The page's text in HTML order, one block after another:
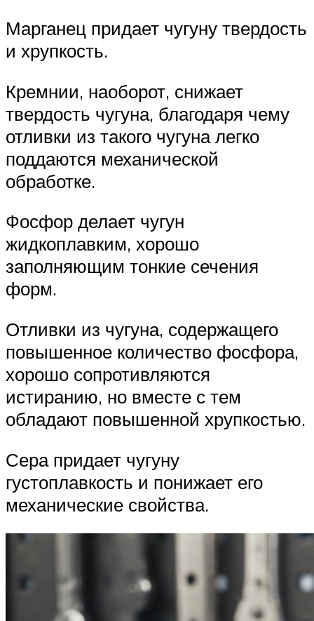
Марганец придает чугуну твердость
и хрупкость.
Кремнии, наоборот, снижает
твердость чугуна, благодаря чему
отливки из такого чугуна легко
поддаются механической
обработке.
Фосфор делает чугун
жидкоплавким, хорошо
заполняющим тонкие сечения
форм.
Отливки из чугуна, содержащего
повышенное количество фосфора,
хорошо сопротивляются
истиранию, но вместе с тем
обладают повышенной хрупкостью.
Сера придает чугуну
густоплавкость и понижает его
механические свойства.